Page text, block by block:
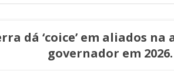
dá ‘coice’ em aliados
governador em 2026.